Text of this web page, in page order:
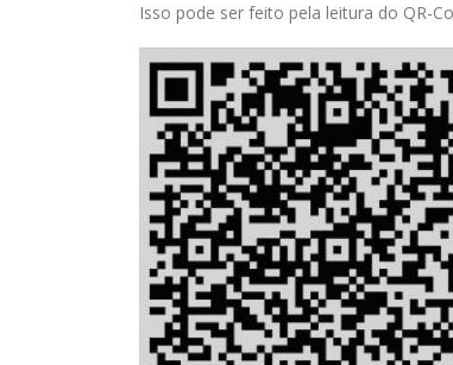
Isso pode ser feito pela leitura do QR-